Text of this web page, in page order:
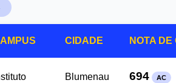
CIDADE NOTA DE
Blumenau
694 AC